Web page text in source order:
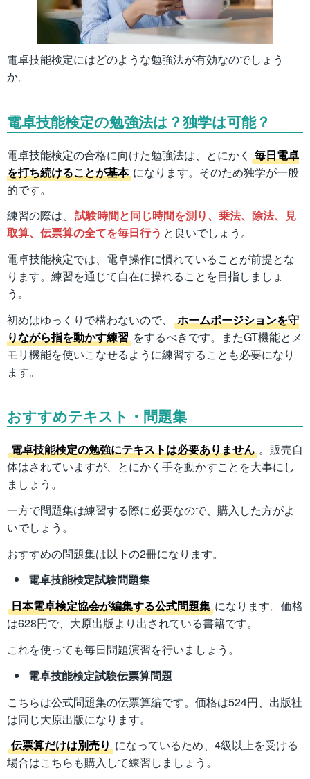
電卓技能検定にはどのような勉強法が有効なのでしょう
か。
電卓技能検定の勉強法は？独学は可能？
電卓技能検定の合格に向けた勉強法は、とにかく 毎日電卓
を打ち続けることが基本 になります。そのため独学が一般
的です。
練習の際は、 試験時間と同じ時間を測り、乗法、除法、見
取算、伝票算の全てを毎日行う と良いでしょう。
電卓技能検定では、電卓操作に慣れていることが前提とな
ります。練習を通じて自在に操れることを目指しましょ
う。
初めはゆっくりで構わないので、
ホームポージションを守
りながら指を動かす練習 をするべきです。またGT機能とメ
モリ機能を使いこなせるように練習することも必要になり
ます。
おすすめテキスト・問題集
電卓技能検定の勉強にテキストは必要ありません 。販売自
体はされていますが、とにかく手を動かすことを大事にし
ましょう。
一方で問題集は練習する際に必要なので、購入した方がよ
いでしょう。
おすすめの問題集は以下の2冊になります。
電卓技能検定試験問題集
日本電卓検定協会が編集する公式問題集 になります。価格
は628円で、大原出版より出されている書籍です。
これを使っても毎日問題演習を行いましょう。
電卓技能検定試験伝票算問題
こちらは公式問題集の伝票算編です。価格は524円、出版社
は同じ大原出版になります。
伝票算だけは別売り になっているため、4級以上を受ける
場合はこちらも購入して練習しましょう。